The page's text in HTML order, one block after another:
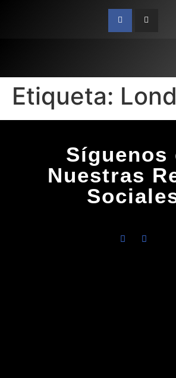
Etiqueta:
Síguenos
Nuestras